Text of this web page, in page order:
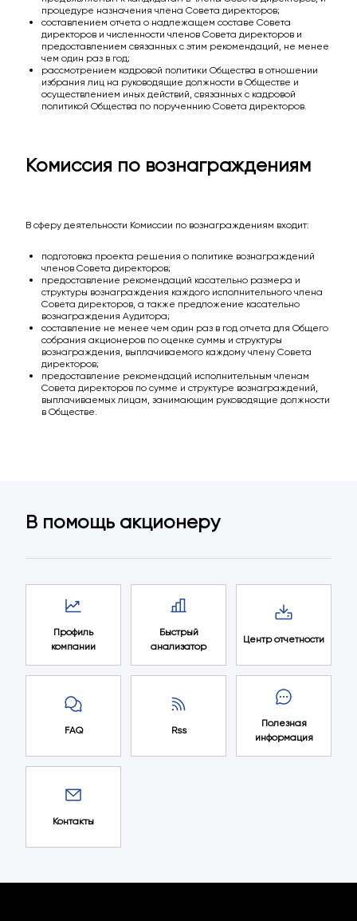
процедуре назначения члена Совета директоров;
составлением отчета о надлежащем составе Совета
директоров и численности членов Совета директоров и
предоставлением связанных с этим рекомендаций, не менее
чем один раз в год;
рассмотрением кадровой политики Общества в отношении
избрания лиц на руководящие должности в Обществе и
осуществлением иных действий, связанных с кадровой
политикой Общества по порученнию Совета директоров.
Комиссия по вознаграждениям
В сферу деятельности Комиссии по вознаграждениям входит:
подготовка проекта решения о политике вознаграждений
членов Совета директоров;
предоставление рекомендаций касательно размера и
структуры вознаграждения каждого исполнительного члена
Совета директоров, а также предложение касательно
вознаграждения Аудитора;
составление не менее чем один раз в год отчета для Общего
собрания акционеров по оценке суммы и структуры
вознаграждения, выплачиваемого каждому члену Совета
директоров;
предоставление рекомендаций исполнительным членам
Совета директоров по сумме и структуре вознаграждений,
выплачиваемых лицам, занимающим руководящие должности
в Обществе.
В помощь акционеру
Профиль
компании
Быстрый
анализатор
Центр отчетности
FAQ Rss
Полезная
информация
Контакты